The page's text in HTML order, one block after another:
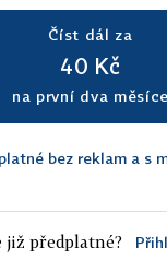
Číst dál za
40 Kč
na první dva měsíce
bez reklam a s
již předplatné?